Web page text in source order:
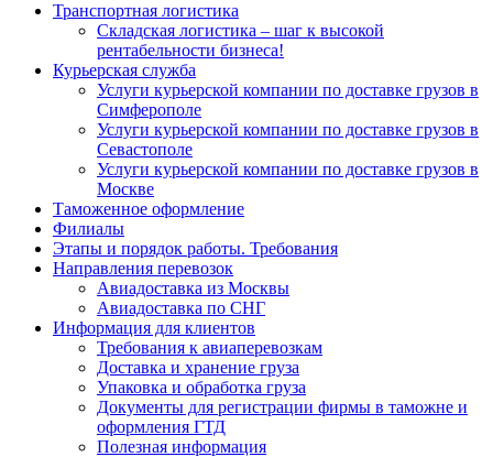
Транспортная логистика
Складская логистика – шаг к высокой
рентабельности бизнеса!
Курьерская служба
Услуги курьерской компании по доставке грузов в
Симферополе
Услуги курьерской компании по доставке грузов в
Севастополе
Услуги курьерской компании по доставке грузов в
Москве
Таможенное оформление
Филиалы
Этапы и порядок работы. Требования
Направления перевозок
Авиадоставка из Москвы
Авиадоставка по СНГ
Информация для клиентов
Требования к авиаперевозкам
Доставка и хранение груза
Упаковка и обработка груза
Документы для регистрации фирмы в таможне и
оформления ГТД
Полезная информация